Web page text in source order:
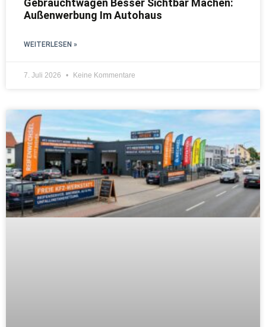
Gebrauchtwagen Besser Sichtbar Machen:
Außenwerbung Im Autohaus
WEITERLESEN »
7. Juli 2026 Keine Kommentare